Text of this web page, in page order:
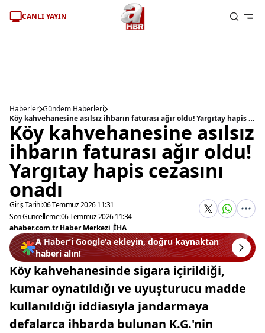
CANLI YAYIN
Haberler Gündem Haberleri
Köy kahvehanesine asılsız ihbarın faturası ağır oldu! Yargıtay hapis cezasını onadı
Köy kahvehanesine asılsız
ihbarın faturası ağır oldu!
Yargıtay hapis cezasını
onadı
Giriş Tarihi:06 Temmuz 2026 11:31
Son Güncelleme:06 Temmuz 2026 11:34
ahaber.com.tr Haber Merkezi |İHA
A Haber’i Google'a ekleyin, doğru kaynaktan
haberi alın!
Köy kahvehanesinde sigara içirildiği,
kumar oynatıldığı ve uyuşturucu madde
kullanıldığı iddiasıyla jandarmaya
defalarca ihbarda bulunan K.G.'nin